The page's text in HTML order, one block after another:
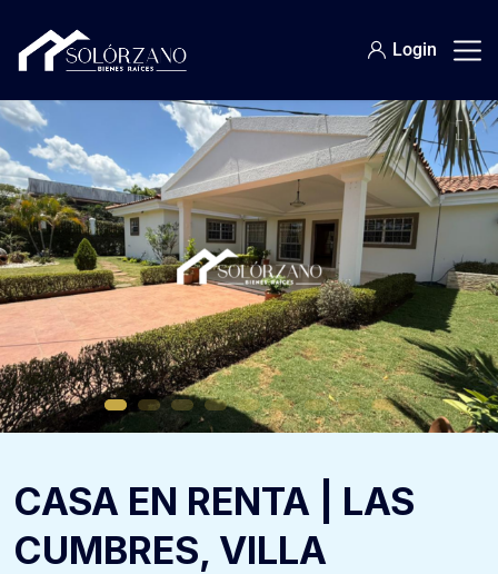
Login
CASA EN RENTA | LAS
CUMBRES, VILLA